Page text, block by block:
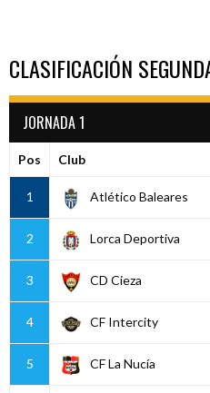
CLASIFICACIÓN
JORNADA 1
Pos Club
1 Atlético Baleares
2 Lorca Deportiva
3 CD Cieza
4 CF Intercity
5 CF La Nucía